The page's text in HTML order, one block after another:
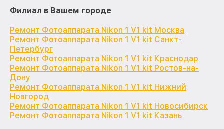
Филиал в Вашем городе
Ремонт Фотоаппарата Nikon 1 V1 kit Москва
Ремонт Фотоаппарата Nikon 1 V1 kit Санкт-
Петербург
Ремонт Фотоаппарата Nikon 1 V1 kit Краснодар
Ремонт Фотоаппарата Nikon 1 V1 kit Ростов-на-
Дону
Ремонт Фотоаппарата Nikon 1 V1 kit Нижний
Новгород
Ремонт Фотоаппарата Nikon 1 V1 kit Новосибирск
Ремонт Фотоаппарата Nikon 1 V1 kit Казань